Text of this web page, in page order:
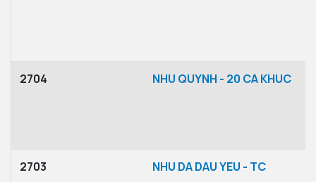
2704 NHU QUYNH - 20 CA KHUC
2703 NHU DA DAU YEU - TC